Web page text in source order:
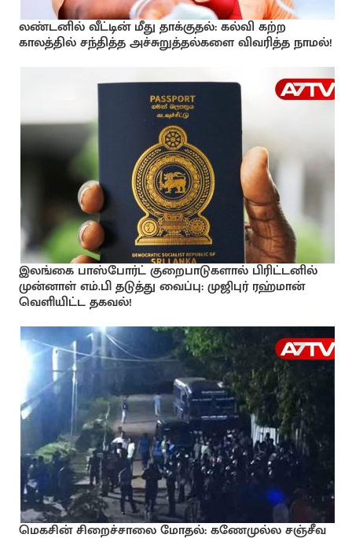
லண்டனில் வீட்டின் மீது தாக்குதல்: கல்வி கற்ற
காலத்தில் சந்தித்த அச்சுறுத்தல்களை விவரித்த நாமல்!
இலங்கை பாஸ்போர்ட் குறைபாடுகளால் பிரிட்டனில்
முன்னாள் எம்.பி தடுத்து வைப்பு: முஜிபுர் ரஹ்மான்
வெளியிட்ட தகவல்!
மெகசின் சிறைச்சாலை மோதல்: கணேமுல்ல சஞ்சீவ